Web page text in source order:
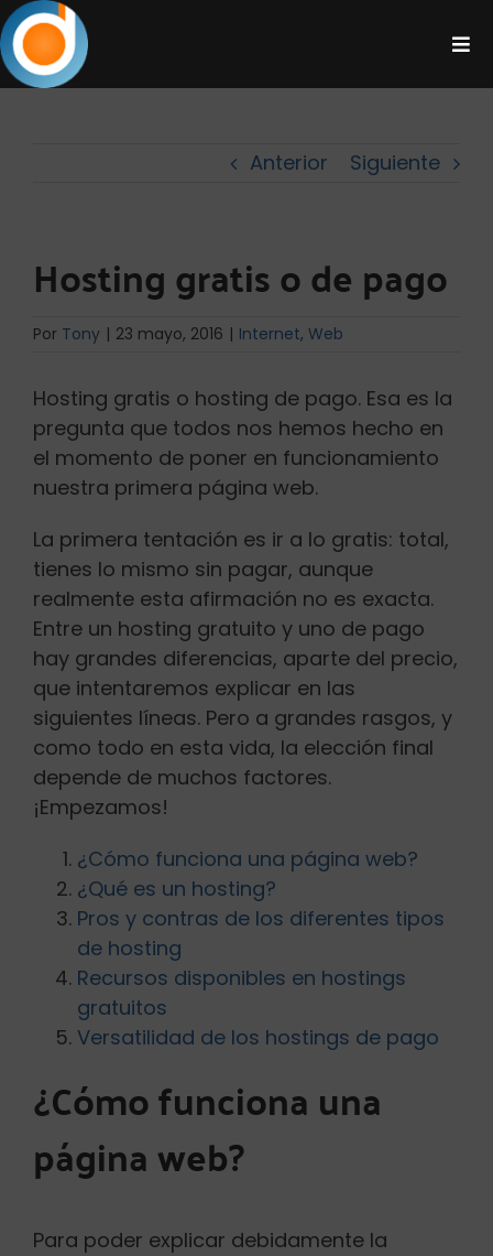
Saltar
al
contenido
Kit Digital
Blog
Contacto
Buscar:
Anterior Siguiente
Hosting gratis o de pago
Por Tony | 23 mayo, 2016 | Internet, Web
Hosting gratis o hosting de pago. Esa es la
pregunta que todos nos hemos hecho en
el momento de poner en funcionamiento
nuestra primera página web.
La primera tentación es ir a lo gratis: total,
tienes lo mismo sin pagar, aunque
realmente esta afirmación no es exacta.
Entre un hosting gratuito y uno de pago
hay grandes diferencias, aparte del precio,
que intentaremos explicar en las
siguientes líneas. Pero a grandes rasgos, y
como todo en esta vida, la elección final
depende de muchos factores.
¡Empezamos!
¿Cómo funciona una página web?
¿Qué es un hosting?
Pros y contras de los diferentes tipos
de hosting
Recursos disponibles en hostings
gratuitos
Versatilidad de los hostings de pago
¿Cómo funciona una
página web?
Para poder explicar debidamente la